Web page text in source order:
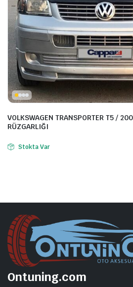
VOLKSWAGEN TRANSPORTER T5 /
RÜZGARLIĞI
Stokta Var
Ontuning.com